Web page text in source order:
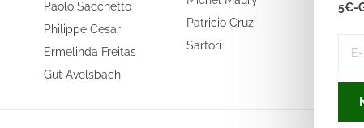
Paolo Sacchetto
Philippe Cesar
Ermelinda Freitas
Gut Avelsbach
Patricio Cruz
Sartori
Mit
5€-